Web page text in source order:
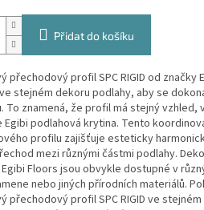
Přidat do košíku
přechodový profil SPC RIGID od značky
stejném dekoru podlahy, aby se
To znamená, že profil má stejný vzhled,
Egibi podlahová krytina. Tento
profilu zajišťuje esteticky
mezi různými částmi podlahy.
Floors jsou obvykle dostupné v
nebo jiných přírodních materiálů.
přechodový profil SPC RIGID ve